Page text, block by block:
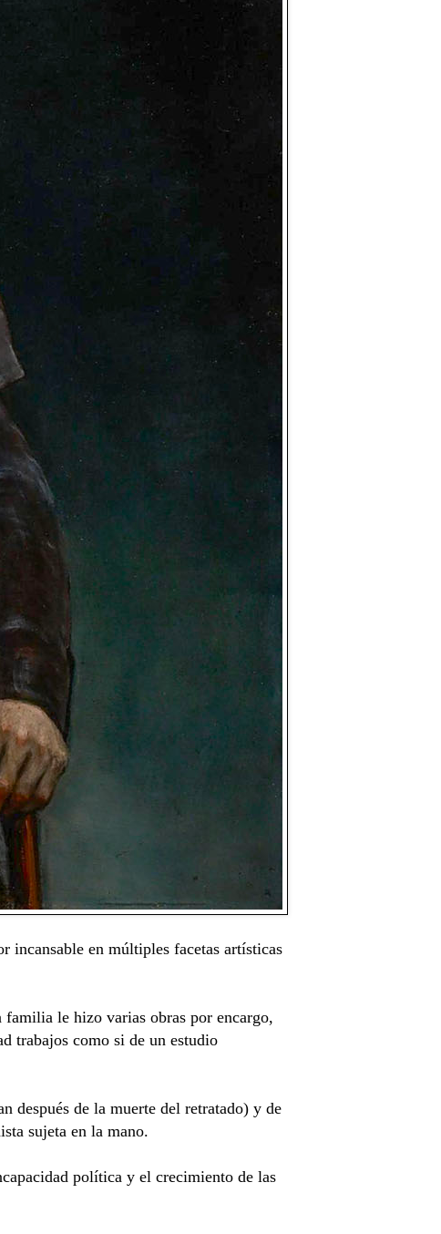
incansable en múltiples facetas artísticas
le hizo varias obras por encargo,
trabajos como si de un estudio
después de la muerte del retratado) y de
sujeta en la mano.
política y el crecimiento de las